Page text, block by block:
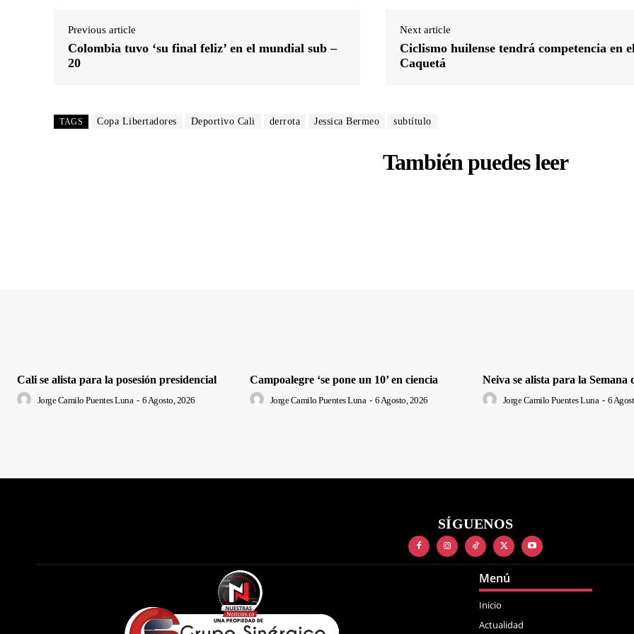
Previous article
Colombia tuvo ‘su final feliz’ en el mundial sub –
20
Next article
Ciclismo huilense tendrá competencia en
Caquetá
TAGS Copa Libertadores Deportivo Cali derrota Jessica Bermeo subtítulo
También puedes leer
Cali se alista para la posesión presidencial
Jorge Camilo Puentes Luna - 6 Agosto, 2026
Campoalegre ‘se pone un 10’ en ciencia
Jorge Camilo Puentes Luna - 6 Agosto, 2026
Neiva se alista para la Semana
Jorge Camilo Puentes Luna - 6
SÍGUENOS
Menú
Inicio
Actualidad